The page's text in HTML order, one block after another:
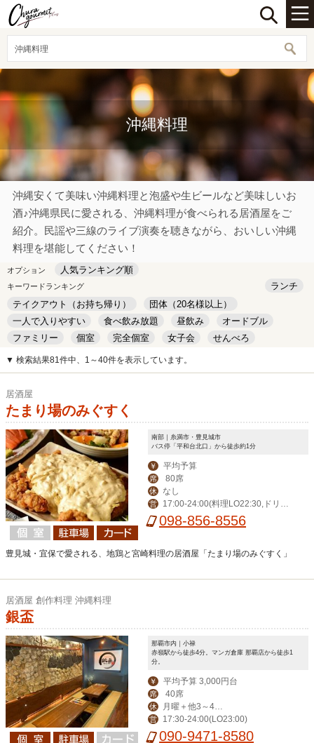
沖縄料理
沖縄料理
沖縄安くて美味い沖縄料理と泡盛や生ビールなど美味しいお
酒♪沖縄県民に愛される、沖縄料理が食べられる居酒屋をご
紹介。民謡や三線のライブ演奏を聴きながら、おいしい沖縄
料理を堪能してください！
オプション 人気ランキング順
キーワードランキング
ランチ
テイクアウト（お持ち帰り）
団体（20名様以上）
一人で入りやすい
食べ飲み放題 昼飲み
オードブル
ファミリー
個室 完全個室 女子会
せんべろ
キッズルーム
安い デート
▼ 検索結果81件中、1～40件を表示しています。
居酒屋
たまり場のみぐすく
南部｜糸満市・豊見城市
バス停「平和台北口」から徒歩約1分
￥ 平均予算
席 80席
休 なし
営
17:00-24:00(料理LO22:30,ドリン
クLO23:30）
098-856-8556
豊見城・宜保で愛される、地鶏と宮崎料理の居酒屋「たまり場のみぐすく」
居酒屋 創作料理 沖縄料理
銀盃
那覇市内｜小禄
赤嶺駅から徒歩4分。マンガ倉庫 那覇店から徒歩1
分。
￥ 平均予算 3,000円台
席 40席
休
変動でお休み
営 17:30-24:00(LO23:00)
090-9471-8580